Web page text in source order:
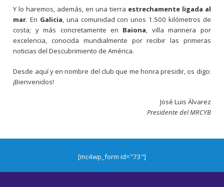
Y lo haremos, además, en una tierra estrechamente ligada al
mar. En Galicia, una comunidad con unos 1.500 kilómetros de
costa; y más concretamente en Baiona, villa marinera por
excelencia, conocida mundialmente por recibir las primeras
noticias del Descubrimiento de América.
Desde aquí y en nombre del club que me honra presidir, os digo:
¡Bienvenidos!
José Luis Álvarez
Presidente del MRCYB
[mc4wp_form id="73"]